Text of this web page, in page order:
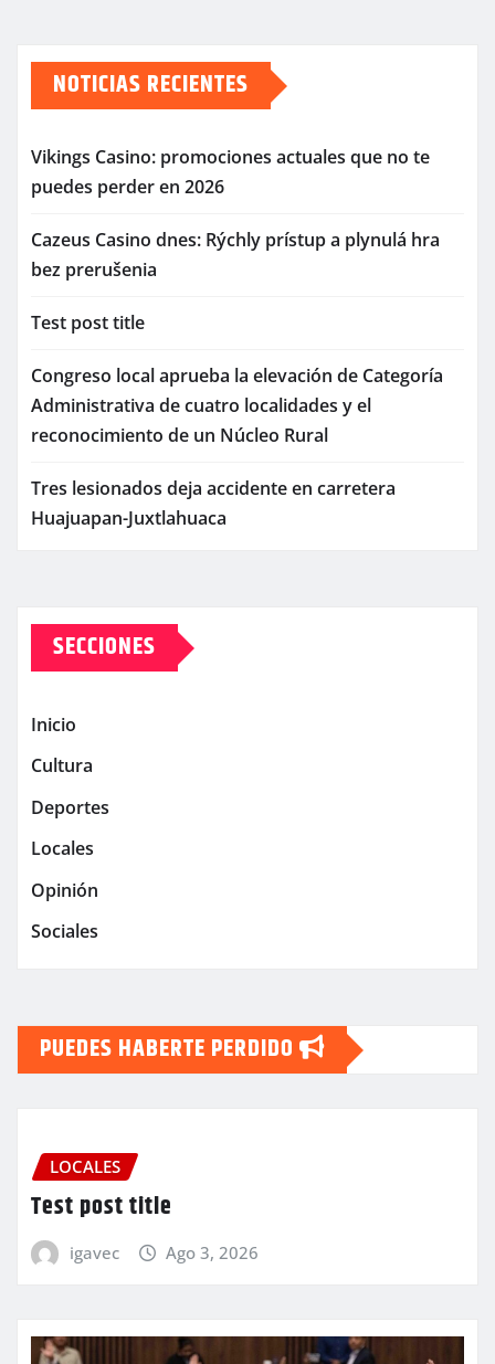
NOTICIAS RECIENTES
Vikings Casino: promociones actuales que no te
puedes perder en 2026
Cazeus Casino dnes: Rýchly prístup a plynulá hra
bez prerušenia
Test post title
Congreso local aprueba la elevación de Categoría
Administrativa de cuatro localidades y el
reconocimiento de un Núcleo Rural
Tres lesionados deja accidente en carretera
Huajuapan-Juxtlahuaca
SECCIONES
Inicio
Cultura
Deportes
Locales
Opinión
Sociales
PUEDES HABERTE PERDIDO
LOCALES
Test post title
igavec Ago 3, 2026